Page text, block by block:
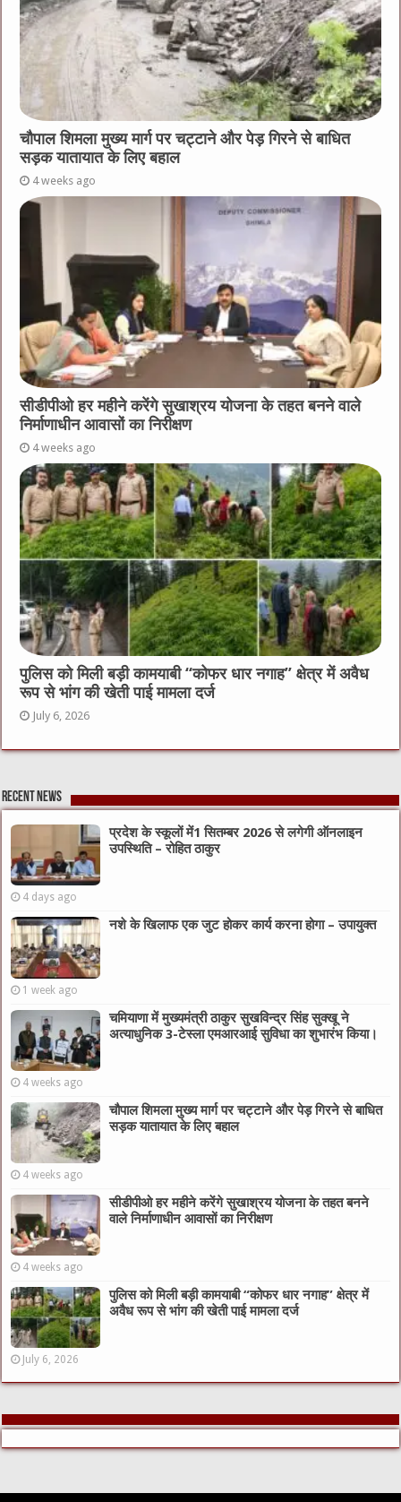
चौपाल शिमला मुख्य मार्ग पर चट्टाने और पेड़ गिरने से बाधित
सड़क यातायात के लिए बहाल
4 weeks ago
सीडीपीओ हर महीने करेंगे सुखाश्रय योजना के तहत बनने वाले
निर्माणाधीन आवासों का निरीक्षण
4 weeks ago
पुलिस को मिली बड़ी कामयाबी “कोफर धार नगाह” क्षेत्र में अवैध
रूप से भांग की खेती पाई मामला दर्ज
July 6, 2026
Recent News
प्रदेश के स्कूलों में1 सितम्बर 2026 से लगेगी ऑनलाइन
उपस्थिति – रोहित ठाकुर
4 days ago
नशे के खिलाफ एक जुट होकर कार्य करना होगा – उपायुक्त
1 week ago
चमियाणा में मुख्यमंत्री ठाकुर सुखविन्द्र सिंह सुक्खू ने
अत्याधुनिक 3-टेस्ला एमआरआई सुविधा का शुभारंभ किया।
4 weeks ago
चौपाल शिमला मुख्य मार्ग पर चट्टाने और पेड़ गिरने से बाधित
सड़क यातायात के लिए बहाल
4 weeks ago
सीडीपीओ हर महीने करेंगे सुखाश्रय योजना के तहत बनने
वाले निर्माणाधीन आवासों का निरीक्षण
4 weeks ago
पुलिस को मिली बड़ी कामयाबी “कोफर धार नगाह” क्षेत्र में
अवैध रूप से भांग की खेती पाई मामला दर्ज
July 6, 2026